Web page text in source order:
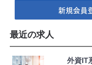
新規会員
最近の求人
外資IT